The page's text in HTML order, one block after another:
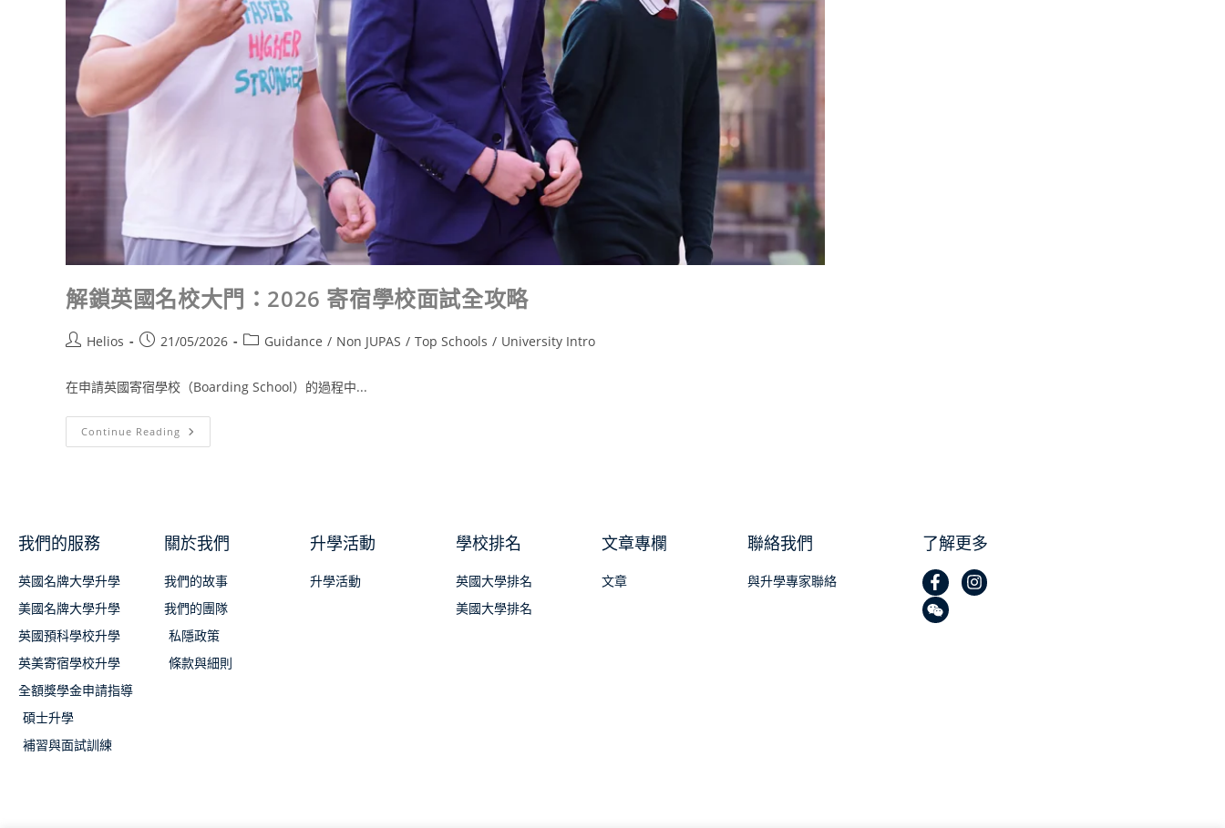
解鎖英國名校大門：2026 寄宿學校面試全攻略
Helios 21/05/2026 Guidance / Non JUPAS / Top Schools / University Intro
在申請英國寄宿學校（Boarding School）的過程中...
Continue Reading
我們的服務
英國名牌大學升學
美國名牌大學升學
英國預科學校升學
英美寄宿學校升學
全額獎學金申請指導
碩士升學
補習與面試訓練
關於我們
我們的故事
我們的團隊
私隱政策
條款與細則
升學活動
升學活動
學校排名
英國大學排名
美國大學排名
文章專欄
文章
聯絡我們
與升學專家聯絡
了解更多